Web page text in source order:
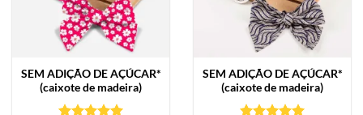
SEM ADIÇÃO DE AÇÚCAR*
(caixote de madeira)
SEM ADIÇÃO DE AÇÚCAR*
(caixote de madeira)